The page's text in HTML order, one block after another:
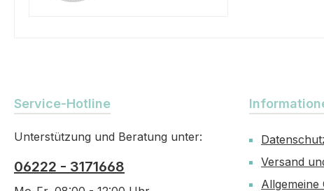
Service-Hotline
Unterstützung und Beratung unter:
06222 - 3171668
Versand
Allgemeine